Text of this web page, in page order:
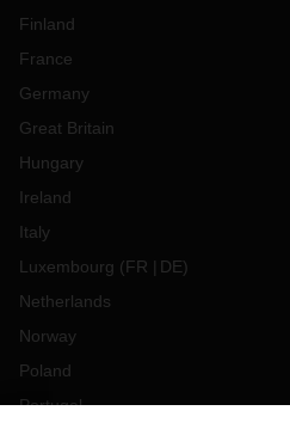
Finland
France
Germany
Great Britain
Hungary
Ireland
Italy
Luxembourg (FR DE)
Netherlands
Norway
Poland
Portugal